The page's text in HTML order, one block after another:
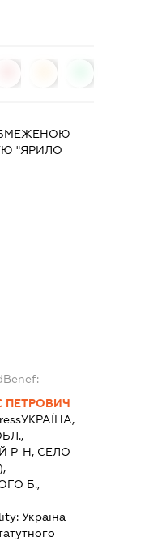
"ЯРИЛО
ПЕТРОВИЧ
УКРАЇНА,
Р-Н, СЕЛО
Б.,
Україна